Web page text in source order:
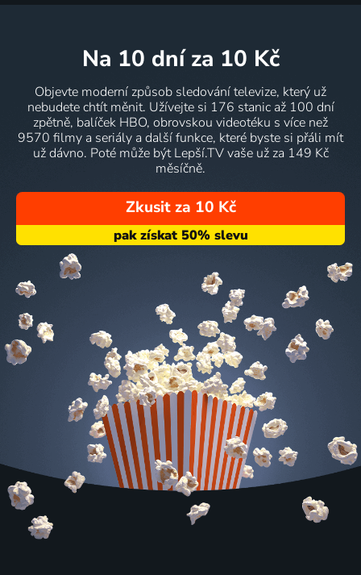
na 10 dní za 10 Kč
Objevte moderní způsob sledování televize, který už
nebudete chtít měnit. Užívejte si 176 stanic až 100 dní
zpětně, balíček HBO, obrovskou videotéku s více než
9570 filmy a seriály a další funkce, které byste si přáli mít
už dávno. Poté může být Lepší.TV vaše už za 149 Kč
měsíčně.
Zkusit za 10 Kč